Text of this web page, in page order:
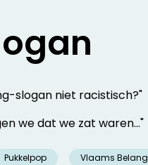
slogan niet racistisch?"
we dat we zat waren..."
Pukkelpop Vlaams Belang